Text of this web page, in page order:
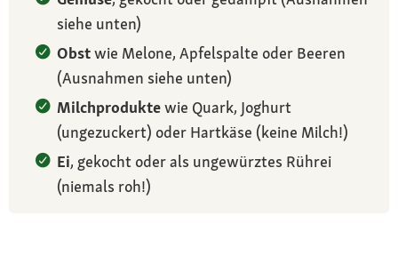
siehe unten)
Obstwie Melone, Apfelspalte oder Beeren
(Ausnahmen siehe unten)
Milchproduktewie Quark, Joghurt
(ungezuckert) oder Hartkäse (keine Milch!)
Ei, gekocht oder als ungewürztes Rührei
(niemals roh!)